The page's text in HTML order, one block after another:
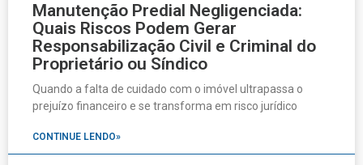
Manutenção Predial Negligenciada:
Quais Riscos Podem Gerar
Responsabilização Civil e Criminal do
Proprietário ou Síndico
Quando a falta de cuidado com o imóvel ultrapassa o
prejuízo financeiro e se transforma em risco jurídico
CONTINUE LENDO»